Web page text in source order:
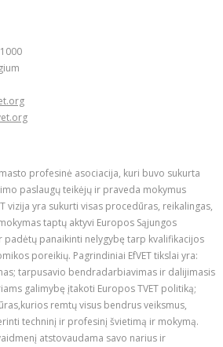
profesinė asociacija, kuri buvo sukurta
paslaugų teikėjų ir praveda mokymus
vizija yra sukurti visas procedūras, reikalingas,
taptų aktyvi Europos Sąjungos
panaikinti nelygybę tarp kvalifikacijos
poreikių. Pagrindiniai EfVET tikslai yra:
tarpusavio bendradarbiavimas ir dalijimasis
galimybę įtakoti Europos TVET politiką;
remtų visus bendrus veiksmus,
techninį ir profesinį švietimą ir mokymą.
atstovaudama savo narius ir